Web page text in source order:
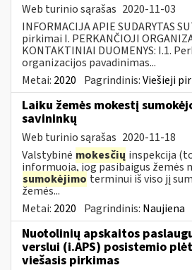
Web turinio sąrašas 2020-11-03
INFORMACIJA APIE SUDARYTAS
pirkimai I. PERKANČIOJI
KONTAKTINIAI DUOMENYS: I.1.
organizacijos pavadinimas...
Metai: 2020 Pagrindinis:Viešieji
Laiku žemės mokestį
savininkų
Web turinio sąrašas 2020-11-18
Valstybinė mokesčių inspekcija
informuoja, jog pasibaigus žemės
sumokėjimo terminui iš viso jį
žemės...
Metai: 2020 Pagrindinis: Naujiena
Nuotolinių apskaitos
verslui (i.APS) posistemio
viešasis pirkimas